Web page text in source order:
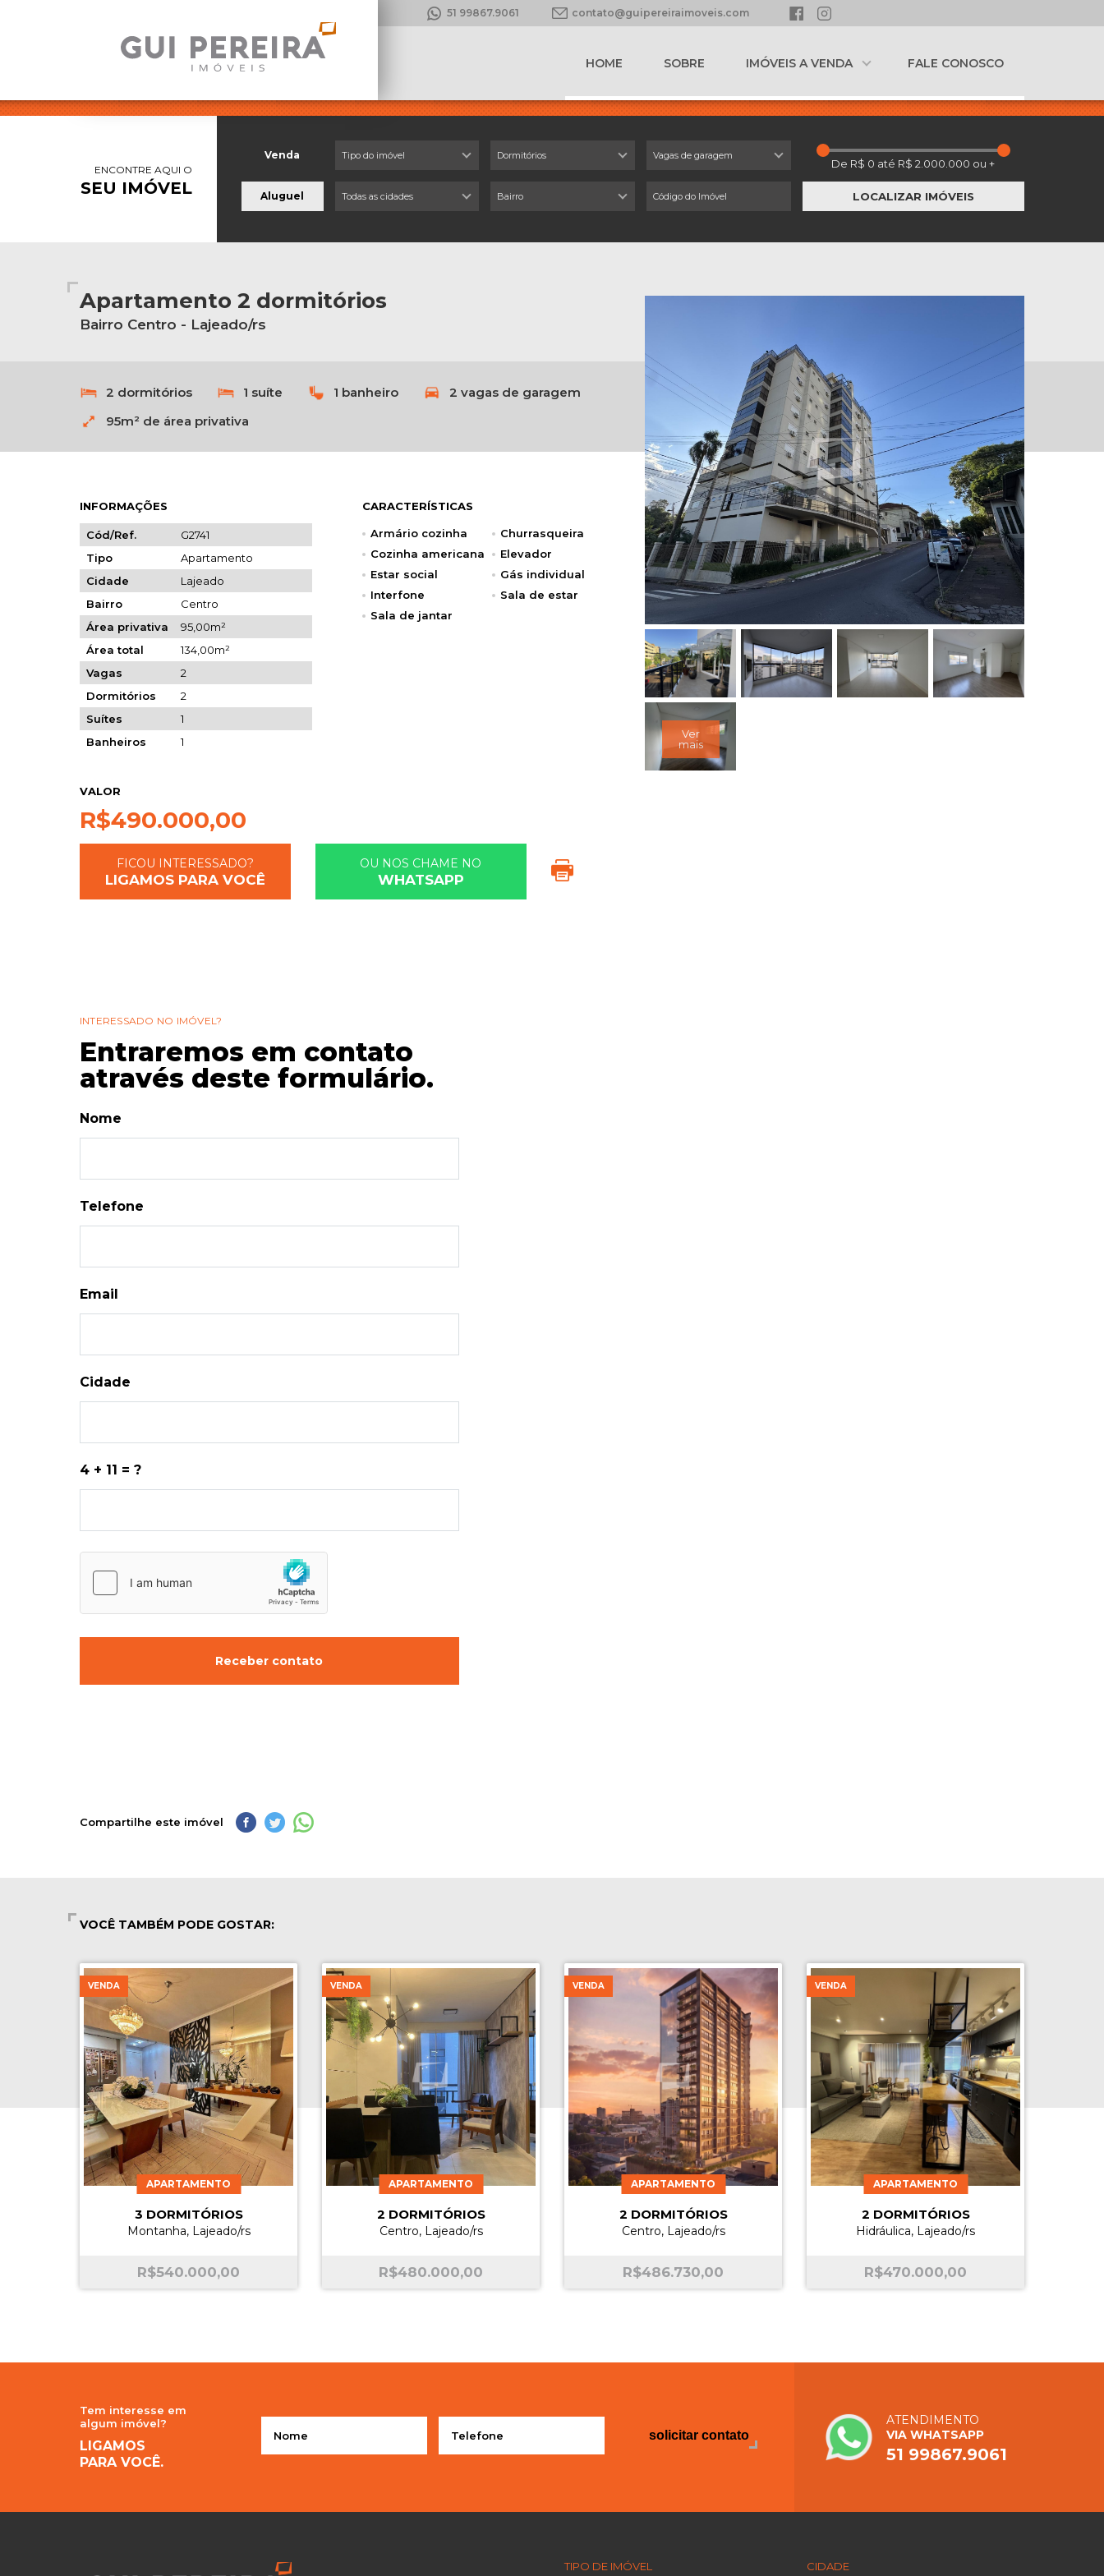
contato@guipereiraimoveis.com
51 99867.9061
HOME SOBRE IMÓVEIS A VENDA FALE CONOSCO
ENCONTRE AQUI O
SEU IMÓVEL
Venda
Aluguel
Tipo do imóvel Dormitórios Vagas de garagem
Todas as cidades Bairro LOCALIZAR IMÓVEIS
Apartamento 2 dormitórios
Bairro Centro - Lajeado/rs
2 dormitórios 1 suíte 1 banheiro
2 vagas de garagem
95m² de área privativa
INFORMAÇÕES
Cód/Ref.
G2741
Tipo
Apartamento
Cidade
Lajeado
Bairro
Centro
Área privativa
95,00m²
Área total
134,00m²
Vagas
2
Dormitórios
2
Suítes
1
Banheiros
1
CARACTERÍSTICAS
Armário cozinha
Churrasqueira
Cozinha americana
Elevador
Estar social
Gás individual
Interfone
Sala de estar
Sala de jantar
VALOR
R$490.000,00
FICOU INTERESSADO?
LIGAMOS PARA VOCÊ
OU NOS CHAME NO
WHATSAPP
Ver
mais
INTERESSADO NO IMÓVEL?
Entraremos em contato
através deste formulário.
Nome
Telefone
Email
Cidade
4 + 11 = ?
Receber contato
Compartilhe este imóvel
VOCÊ TAMBÉM PODE GOSTAR:
VENDA
APARTAMENTO
3 DORMITÓRIOS
Montanha, Lajeado/rs
R$540.000,00
VENDA
APARTAMENTO
2 DORMITÓRIOS
Centro, Lajeado/rs
R$480.000,00
VENDA
APARTAMENTO
2 DORMITÓRIOS
Centro, Lajeado/rs
R$486.730,00
VENDA
APARTAMENTO
2 DORMITÓRIOS
Hidráulica, Lajeado/rs
R$470.000,00
Tem interesse em
algum imóvel?
LIGAMOS
PARA VOCÊ.
solicitar contato
ATENDIMENTO
VIA WHATSAPP
51 99867.9061
TIPO DE IMÓVEL CIDADE